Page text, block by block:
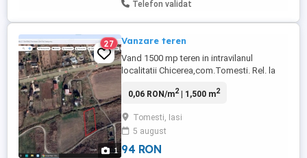
Telefon validat
1
27 Vanzare teren
Vand 1500 mp teren in intravilanul
localitatii Chicerea,com.Tomesti. Rel. la
0,06 RON/m2| 1,500 m2
Tomesti, Iasi
5 august
94 RON